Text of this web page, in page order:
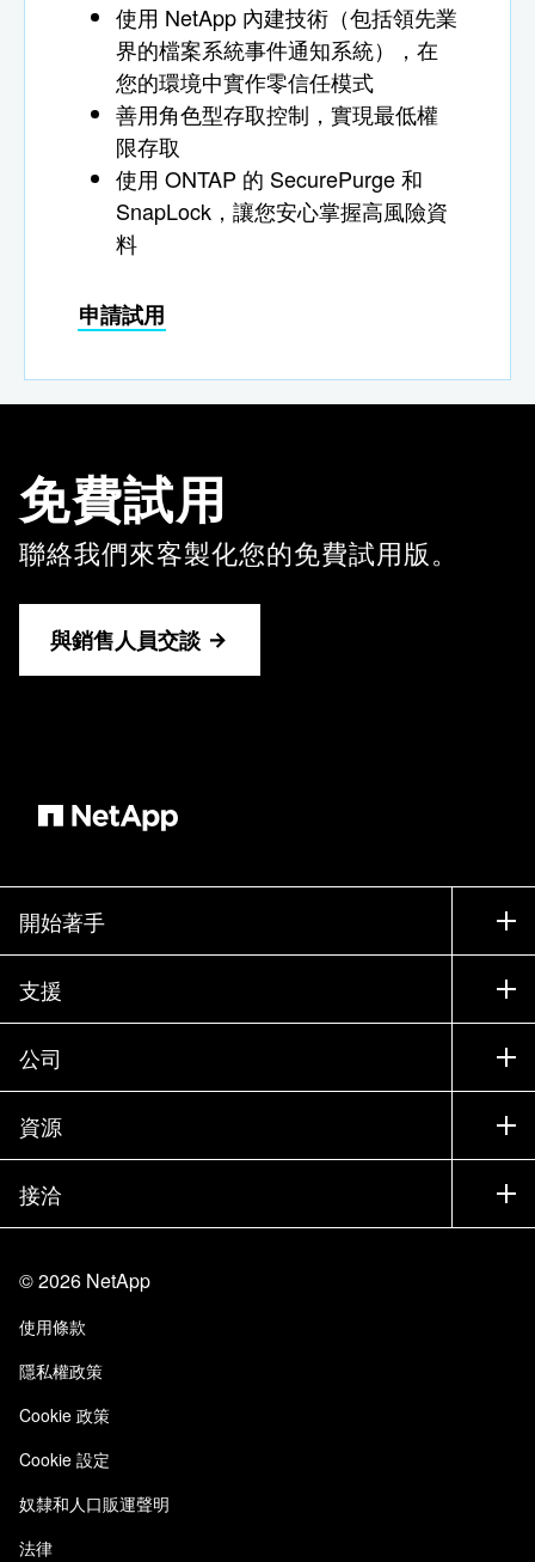
使用 NetApp 內建技術（包括領先業
界的檔案系統事件通知系統），在
您的環境中實作零信任模式
善用角色型存取控制，實現最低權
限存取
使用 ONTAP 的 SecurePurge 和
SnapLock，讓您安心掌握高風險資
料
申請試用
免費試用
聯絡我們來客製化您的免費試用版。
與銷售人員交談
開始著手
如何購買
聯絡銷售人員
尋找合作夥伴
試用產品
執行簡報
產品（依英文字母順序排列）
支援
支援
訓練
說明文件
知識庫
社群
公司
公司
合作夥伴
工作機會
信任中心
責任與永續
品質認證
NetApp Instaclustr
資源
新聞
活動
部落格
客戶使用經驗
客戶成功案例
接洽
網站意見反應
存取性
電子郵件訂閱
©2026 NetApp
使用條款
隱私權政策
Cookie 政策
Cookie 設定
奴隸和人口販運聲明
法律